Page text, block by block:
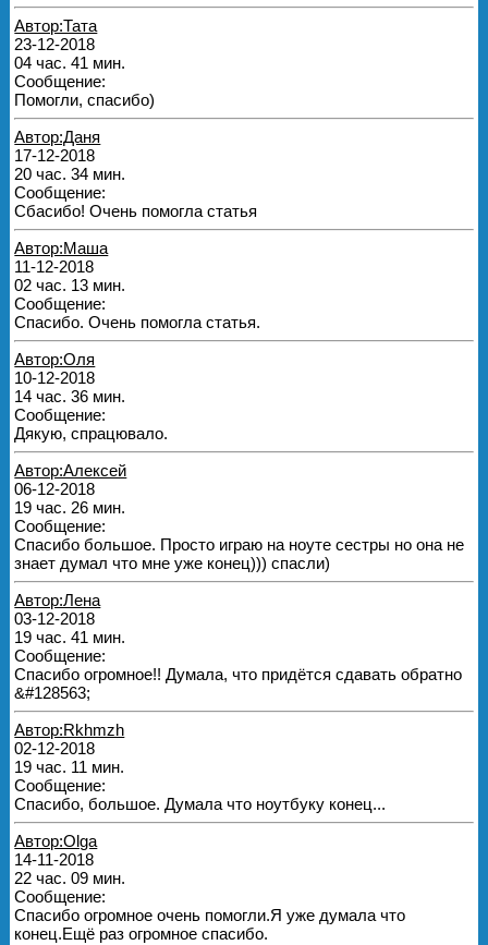
Автор:Тата
23-12-2018
04 час. 41 мин.
Сообщение:
Помогли, спасибо)
Автор:Даня
17-12-2018
20 час. 34 мин.
Сообщение:
Сбасибо! Очень помогла статья
Автор:Маша
11-12-2018
02 час. 13 мин.
Сообщение:
Спасибо. Очень помогла статья.
Автор:Оля
10-12-2018
14 час. 36 мин.
Сообщение:
Дякую, спрацювало.
Автор:Алексей
06-12-2018
19 час. 26 мин.
Сообщение:
Спасибо большое. Просто играю на ноуте сестры но она не
знает думал что мне уже конец))) спасли)
Автор:Лена
03-12-2018
19 час. 41 мин.
Сообщение:
Спасибо огромное!! Думала, что придётся сдавать обратно
&#128563;
Автор:Rkhmzh
02-12-2018
19 час. 11 мин.
Сообщение:
Спасибо, большое. Думала что ноутбуку конец...
Автор:Olga
14-11-2018
22 час. 09 мин.
Сообщение:
Спасибо огромное очень помогли.Я уже думала что
конец.Ещё раз огромное спасибо.